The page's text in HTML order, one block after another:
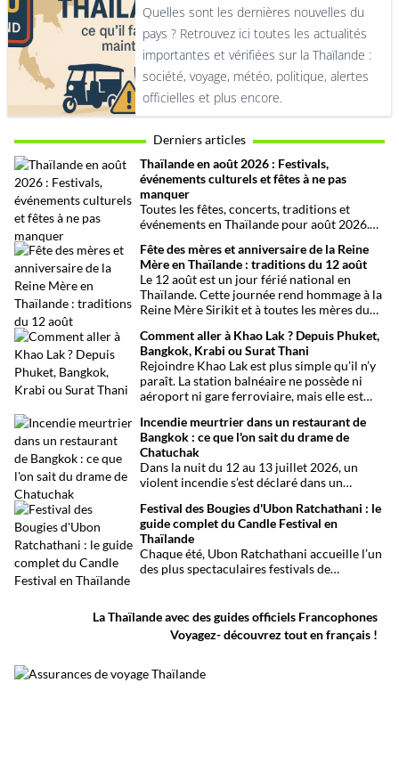
Quelles sont les dernières nouvelles du
pays ? Retrouvez ici toutes les actualités
importantes et vérifiées sur la Thaïlande :
société, voyage, météo, politique, alertes
officielles et plus encore.
Derniers articles
Thaïlande en août 2026 : Festivals,
événements culturels et fêtes à ne pas
manquer
Toutes les fêtes, concerts, traditions et
événements en Thaïlande pour août 2026.
organiser son voyage.
Fête des mères et anniversaire de la Reine
Mère en Thaïlande : traditions du 12 août
Le 12 août est un jour férié national en
Thaïlande. Cette journée rend hommage à la
Reine Mère Sirikit et à toutes les mères du
traditions bouddhistes et festivités
populaires dans tout le royaume.
Comment aller à Khao Lak ? Depuis Phuket,
Bangkok, Krabi ou Surat Thani
Rejoindre Khao Lak est plus simple qu’il n’y
paraît. La station balnéaire ne possède ni
aéroport ni gare ferroviaire, mais elle est
international de Phuket, situé à un peu plus
d’une heure de route. Que vous arriviez de
Bangkok, Phuket, Krabi, Surat Thani ou de
Khao Sok, voici toutes les solutions pour
organiser votre trajet dans les meilleures
conditions.
Incendie meurtrier dans un restaurant de
Bangkok : ce que l'on sait du drame de
Chatuchak
Dans la nuit du 12 au 13 juillet 2026, un
violent incendie s’est déclaré dans un
de Chatuchak, à Bangkok. Le bilan
provisoire est particulièrement lourd avec
au moins 27 morts et plusieurs dizaines de
blessés.
Festival des Bougies d'Ubon Ratchathani : le
guide complet du Candle Festival en
Thaïlande
Chaque été, Ubon Ratchathani accueille l’un
des plus spectaculaires festivals de
traditionnelles et des musiques de l’Isan,
célébrant le début du carême bouddhique
dans une atmosphère aussi spirituelle que
La Thaïlande avec des guides officiels Francophones
Voyagez- découvrez tout en français !